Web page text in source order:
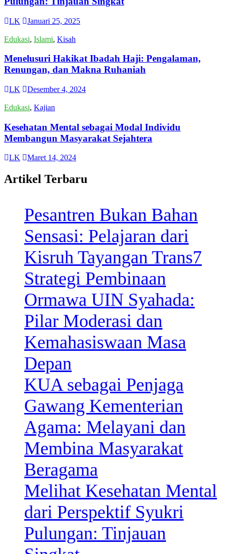
LK Januari 25, 2025
Edukasi, Islami, Kisah
Menelusuri Hakikat Ibadah Haji: Pengalaman,
Renungan, dan Makna Ruhaniah
LK Desember 4, 2024
Edukasi, Kajian
Kesehatan Mental sebagai Modal Individu
Membangun Masyarakat Sejahtera
LK Maret 14, 2024
Artikel Terbaru
Pesantren Bukan Bahan
Sensasi: Pelajaran dari
Kisruh Tayangan Trans7
Strategi Pembinaan
Ormawa UIN Syahada:
Pilar Moderasi dan
Kemahasiswaan Masa
Depan
KUA sebagai Penjaga
Gawang Kementerian
Agama: Melayani dan
Membina Masyarakat
Beragama
Melihat Kesehatan Mental
dari Perspektif Syukri
Pulungan: Tinjauan